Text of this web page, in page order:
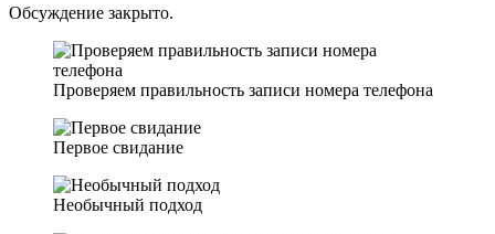
Обсуждение закрыто.
Проверяем правильность записи номера телефона
Первое свидание
Необычный подход